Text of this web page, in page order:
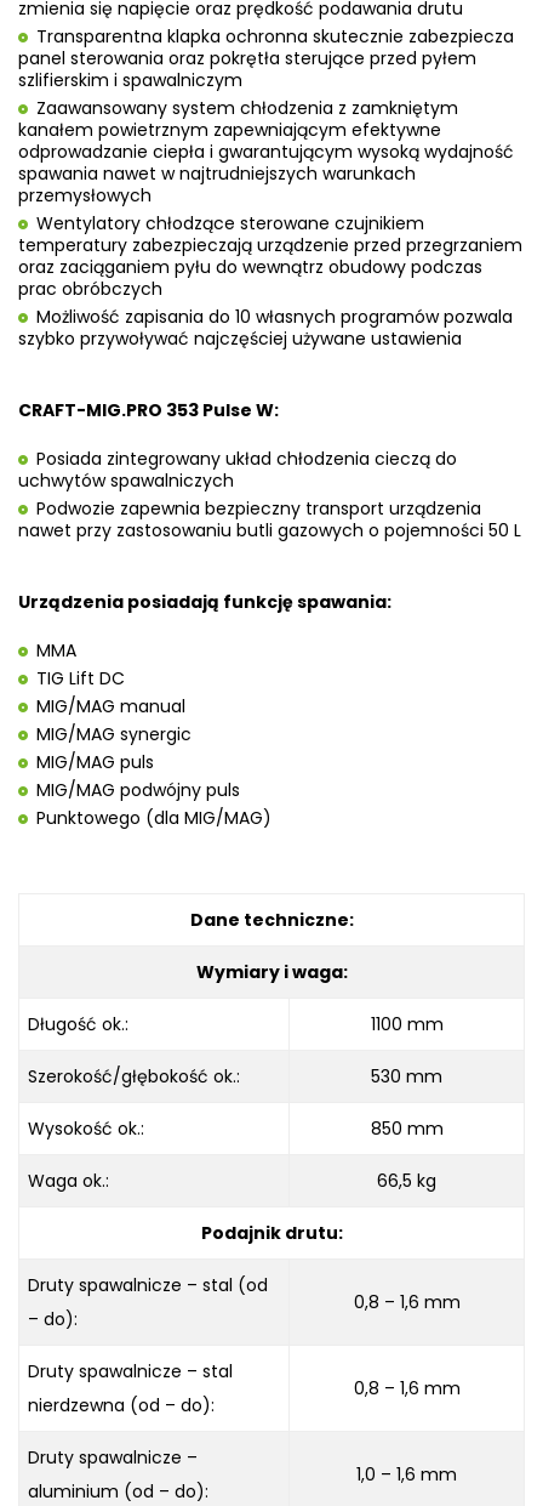
zmienia się napięcie oraz prędkość podawania drutu
Transparentna klapka ochronna skutecznie zabezpiecza
panel sterowania oraz pokrętła sterujące przed pyłem
szlifierskim i spawalniczym
Zaawansowany system chłodzenia z zamkniętym
kanałem powietrznym zapewniającym efektywne
odprowadzanie ciepła i gwarantującym wysoką wydajność
spawania nawet w najtrudniejszych warunkach
przemysłowych
Wentylatory chłodzące sterowane czujnikiem
temperatury zabezpieczają urządzenie przed przegrzaniem
oraz zaciąganiem pyłu do wewnątrz obudowy podczas
prac obróbczych
Możliwość zapisania do 10 własnych programów pozwala
szybko przywoływać najczęściej używane ustawienia
CRAFT-MIG.PRO 353 Pulse W:
Posiada zintegrowany układ chłodzenia cieczą do
uchwytów spawalniczych
Podwozie zapewnia bezpieczny transport urządzenia
nawet przy zastosowaniu butli gazowych o pojemności 50 L
Urządzenia posiadają funkcję spawania:
MMA
TIG Lift DC
MIG/MAG manual
MIG/MAG synergic
MIG/MAG puls
MIG/MAG podwójny puls
Punktowego (dla MIG/MAG)
Dane techniczne:
Wymiary i waga:
Długość ok.: 1100 mm
Szerokość/głębokość ok.: 530 mm
Wysokość ok.: 850 mm
Waga ok.: 66,5 kg
Podajnik drutu:
Druty spawalnicze – stal (od
– do):
0,8 – 1,6 mm
Druty spawalnicze – stal
nierdzewna (od – do):
0,8 – 1,6 mm
Druty spawalnicze –
aluminium (od – do):
1,0 – 1,6 mm